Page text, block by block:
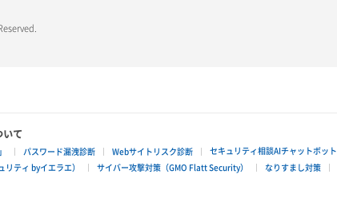
いて
パスワード漏洩診断 Webサイトリスク診断
セキュリティ相談AIチャットボット
ティ byイエラエ） サイバー攻撃対策（GMO Flatt Security） なりすまし対策